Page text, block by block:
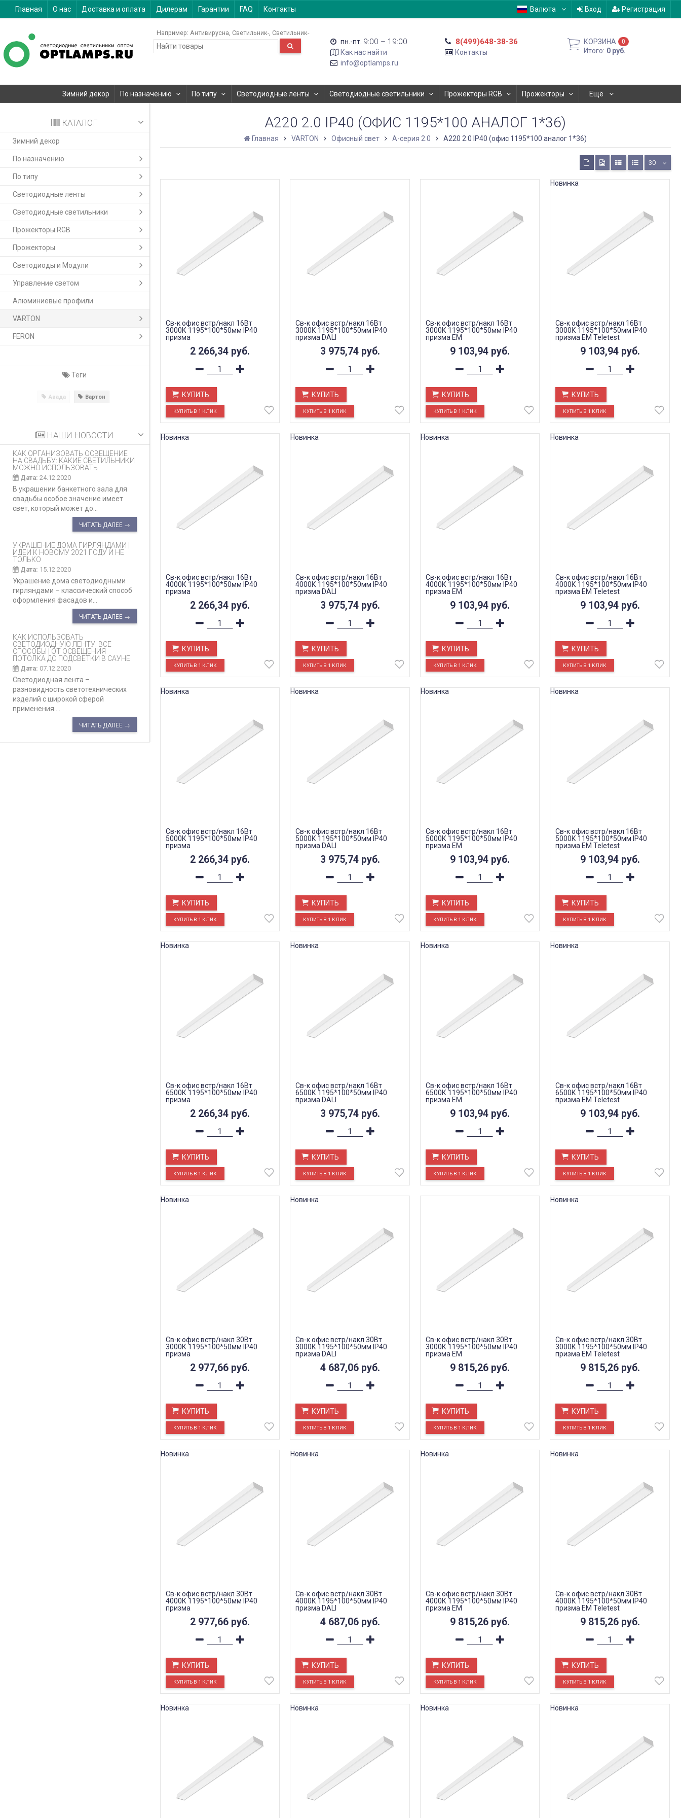
Главная О нас Доставка и оплата Дилерам Гарантии FAQ Контакты Валюта Вход Регистрация
Например: Антивирусна Светильник- Светильник-
пн.-пт. 9:00 – 19:00
Как нас найти
info@optlamps.ru
8(499)648-38-36
Контакты
КОРЗИНА 0
Итого: 0 руб.
Зимний декор По назначению По типу Светодиодные ленты Светодиодные светильники Прожекторы RGB Прожекторы Ещё
КАТАЛОГ
Зимний декор
По назначению
По типу
Светодиодные ленты
Светодиодные светильники
Прожекторы RGB
Прожекторы
Светодиоды и Модули
Управление светом
Алюминиевые профили
VARTON
FERON
Теги
Авада Вартон
НАШИ НОВОСТИ
КАК ОРГАНИЗОВАТЬ ОСВЕЩЕНИЕ
НА СВАДЬБУ: КАКИЕ СВЕТИЛЬНИКИ
МОЖНО ИСПОЛЬЗОВАТЬ
Дата: 24.12.2020
В украшении банкетного зала для
свадьбы особое значение имеет
свет, который может до...
ЧИТАТЬ ДАЛЕЕ →
УКРАШЕНИЕ ДОМА ГИРЛЯНДАМИ |
ИДЕИ К НОВОМУ 2021 ГОДУ И НЕ
ТОЛЬКО
Дата: 15.12.2020
Украшение дома светодиодными
гирляндами – классический способ
оформления фасадов и...
ЧИТАТЬ ДАЛЕЕ →
КАК ИСПОЛЬЗОВАТЬ
СВЕТОДИОДНУЮ ЛЕНТУ: ВСЕ
СПОСОБЫ | ОТ ОСВЕЩЕНИЯ
ПОТОЛКА ДО ПОДСВЕТКИ В САУНЕ
Дата: 07.12.2020
Светодиодная лента –
разновидность светотехнических
изделий с широкой сферой
применения....
ЧИТАТЬ ДАЛЕЕ →
А220 2.0 IP40 (ОФИС 1195*100 АНАЛОГ 1*36)
Главная VARTON Офисный свет A-серия 2.0 А220 2.0 IP40 (офис 1195*100 аналог 1*36)
30
Св-к офис встр/накл 16Вт
3000К 1195*100*50мм IP40
призма
2 266,34 руб.
КУПИТЬ
Св-к офис встр/накл 16Вт
3000К 1195*100*50мм IP40
призма DALI
3 975,74 руб.
КУПИТЬ
Св-к офис встр/накл 16Вт
3000К 1195*100*50мм IP40
призма EM
9 103,94 руб.
КУПИТЬ
Св-к офис встр/накл 16Вт
3000К 1195*100*50мм IP40
призма EM Teletest
9 103,94 руб.
КУПИТЬ
Новинка
Св-к офис встр/накл 16Вт
4000К 1195*100*50мм IP40
призма
2 266,34 руб.
КУПИТЬ
Новинка
Св-к офис встр/накл 16Вт
4000К 1195*100*50мм IP40
призма DALI
3 975,74 руб.
КУПИТЬ
Новинка
Св-к офис встр/накл 16Вт
4000К 1195*100*50мм IP40
призма EM
9 103,94 руб.
КУПИТЬ
Новинка
Св-к офис встр/накл 16Вт
4000К 1195*100*50мм IP40
призма EM Teletest
9 103,94 руб.
КУПИТЬ
Новинка
Св-к офис встр/накл 16Вт
5000К 1195*100*50мм IP40
призма
2 266,34 руб.
КУПИТЬ
Новинка
Св-к офис встр/накл 16Вт
5000К 1195*100*50мм IP40
призма DALI
3 975,74 руб.
КУПИТЬ
Новинка
Св-к офис встр/накл 16Вт
5000К 1195*100*50мм IP40
призма EM
9 103,94 руб.
КУПИТЬ
Новинка
Св-к офис встр/накл 16Вт
5000К 1195*100*50мм IP40
призма EM Teletest
9 103,94 руб.
КУПИТЬ
Новинка
Св-к офис встр/накл 16Вт
6500К 1195*100*50мм IP40
призма
2 266,34 руб.
КУПИТЬ
Новинка
Св-к офис встр/накл 16Вт
6500К 1195*100*50мм IP40
призма DALI
3 975,74 руб.
КУПИТЬ
Новинка
Св-к офис встр/накл 16Вт
6500К 1195*100*50мм IP40
призма EM
9 103,94 руб.
КУПИТЬ
Новинка
Св-к офис встр/накл 16Вт
6500К 1195*100*50мм IP40
призма EM Teletest
9 103,94 руб.
КУПИТЬ
Новинка
Св-к офис встр/накл 30Вт
3000К 1195*100*50мм IP40
призма
2 977,66 руб.
КУПИТЬ
Новинка
Св-к офис встр/накл 30Вт
3000К 1195*100*50мм IP40
призма DALI
4 687,06 руб.
КУПИТЬ
Новинка
Св-к офис встр/накл 30Вт
3000К 1195*100*50мм IP40
призма EM
9 815,26 руб.
КУПИТЬ
Св-к офис встр/накл 30Вт
3000К 1195*100*50мм IP40
призма EM Teletest
9 815,26 руб.
КУПИТЬ
Новинка
Св-к офис встр/накл 30Вт
4000К 1195*100*50мм IP40
призма
2 977,66 руб.
КУПИТЬ
Новинка
Св-к офис встр/накл 30Вт
4000К 1195*100*50мм IP40
призма DALI
4 687,06 руб.
КУПИТЬ
Новинка
Св-к офис встр/накл 30Вт
4000К 1195*100*50мм IP40
призма EM
9 815,26 руб.
КУПИТЬ
Новинка
Св-к офис встр/накл 30Вт
4000К 1195*100*50мм IP40
призма EM Teletest
9 815,26 руб.
КУПИТЬ
Новинка
Новинка Новинка Новинка Новинка